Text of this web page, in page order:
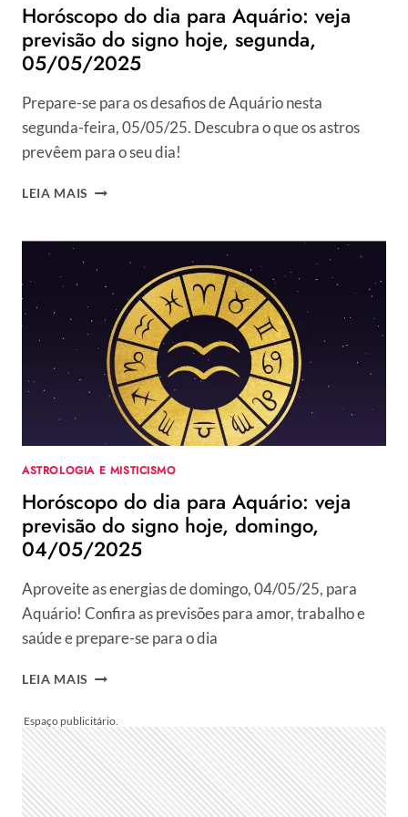
Horóscopo do dia para Aquário: veja
previsão do signo hoje, segunda,
05/05/2025
Prepare-se para os desafios de Aquário nesta
segunda-feira, 05/05/25. Descubra o que os astros
prevêem para o seu dia!
LEIA MAIS HORÓSCOPO
PARA
AQUÁRIO:
VEJA
PREVISÃO
DO
SIGNO
HOJE,
SEGUNDA,
05/05/2025
ASTROLOGIA E MISTICISMO
Horóscopo do dia para Aquário: veja
previsão do signo hoje, domingo,
04/05/2025
Aproveite as energias de domingo, 04/05/25, para
Aquário! Confira as previsões para amor, trabalho e
saúde e prepare-se para o dia
LEIA MAIS HORÓSCOPO
PARA
AQUÁRIO:
VEJA
PREVISÃO
DO